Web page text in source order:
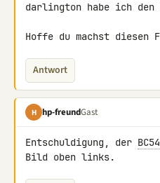
darlington habe ich den
Hoffe du machst
Antwort
H hp-freundGast
Entschuldigung, der
Bild oben links.